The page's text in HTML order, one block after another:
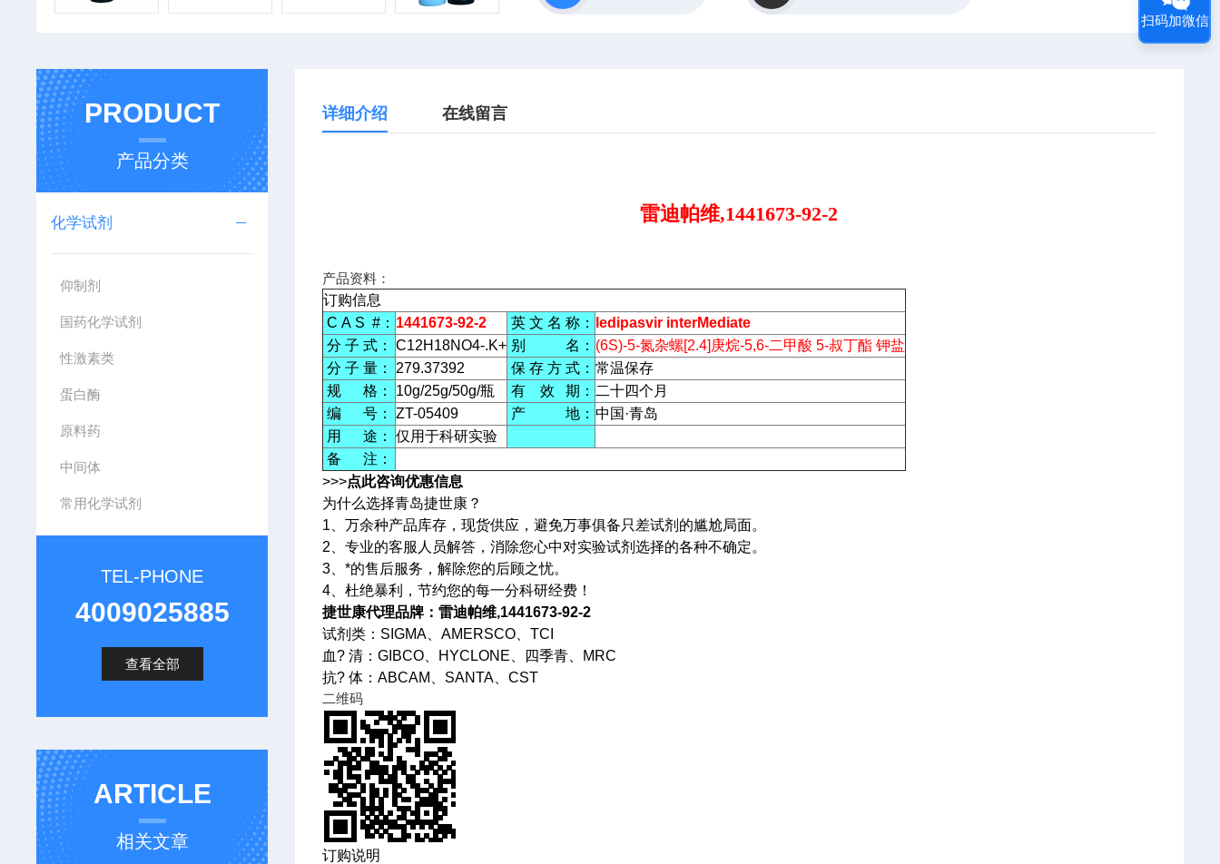
详细介绍 在线留言
雷迪帕维,1441673-92-2
产品资料：
订购信息
C A S #： 1441673-92-2 英 文 名 称：
ledipasvir interMediate
分 子 式：
C12H18NO4-.K+ 别 名： (6S)-5-氮杂螺[2.4]庚烷-5,6-二甲酸 5-叔丁酯 钾盐
分 子 量：
279.37392 保 存 方 式： 常温保存
规 格：
10g/25g/50g/瓶 有 效 期： 二十四个月
编 号：
ZT-05409 产 地： 中国·青岛
用 途：
仅用于科研实验
备 注：
>>>点此咨询优惠信息
为什么选择青岛捷世康？
1、万余种产品库存，现货供应，避免万事俱备只差试剂的尴尬局面。
2、专业的客服人员解答，消除您心中对实验试剂选择的各种不确定。
3、*的售后服务，解除您的后顾之忧。
4、杜绝暴利，节约您的每一分科研经费！
捷世康代理品牌：雷迪帕维,1441673-92-2
试剂类：SIGMA、AMERSCO、TCI
血? 清：GIBCO、HYCLONE、四季青、MRC
抗? 体：ABCAM、SANTA、CST
二维码
订购说明
PRODUCT
产品分类
化学试剂
仰制剂
国药化学试剂
性激素类
蛋白酶
原料药
中间体
常用化学试剂
TEL-PHONE
4009025885
查看全部
ARTICLE
相关文章
扫码加微信